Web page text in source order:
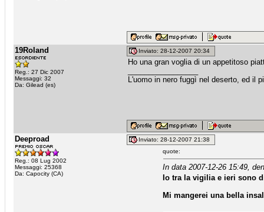
19Roland
Reg.: 27 Dic 2007
Messaggi: 32
Da: Gilead (es)
Inviato: 28-12-2007 20:34
Ho una gran voglia di un appetitoso
L'uomo in nero fuggì nel deserto, ed il
Deeproad
Reg.: 08 Lug 2002
Messaggi: 25368
Da: Capocity (CA)
Inviato: 28-12-2007 21:38
quote:
In data 2007-12-26 15:49,
Io tra la vigilia e ieri sono
Mi mangerei una bella